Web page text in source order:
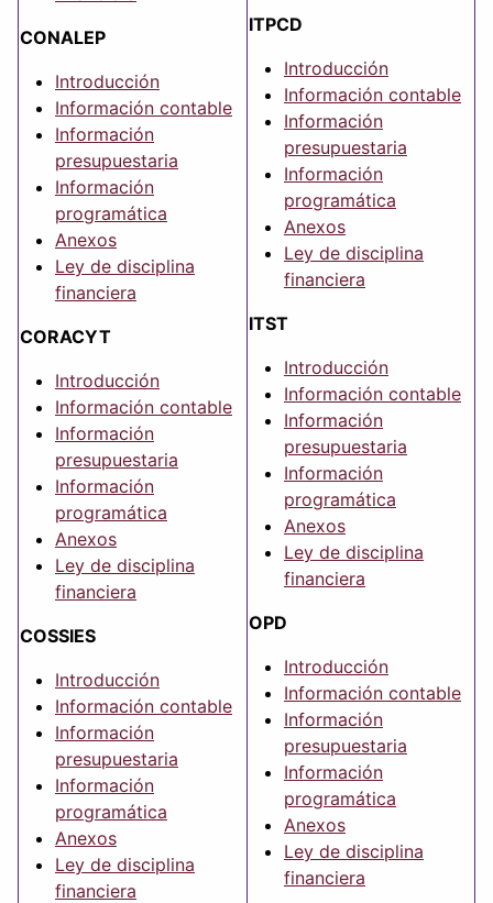
CONALEP
Introducción
Información contable
Información
presupuestaria
Información
programática
Anexos
Ley de disciplina
financiera
CORACYT
Introducción
Información contable
Información
presupuestaria
Información
programática
Anexos
Ley de disciplina
financiera
COSSIES
Introducción
Información contable
Información
presupuestaria
Información
programática
Anexos
Ley de disciplina
financiera
ITPCD
Introducción
Información contable
Información
presupuestaria
Información
programática
Anexos
Ley de disciplina
financiera
ITST
Introducción
Información contable
Información
presupuestaria
Información
programática
Anexos
Ley de disciplina
financiera
OPD
Introducción
Información contable
Información
presupuestaria
Información
programática
Anexos
Ley de disciplina
financiera